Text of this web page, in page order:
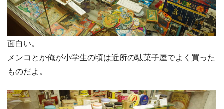
面白い。
メンコとか俺が小学生の頃は近所の駄菓子屋でよく買った
ものだよ。